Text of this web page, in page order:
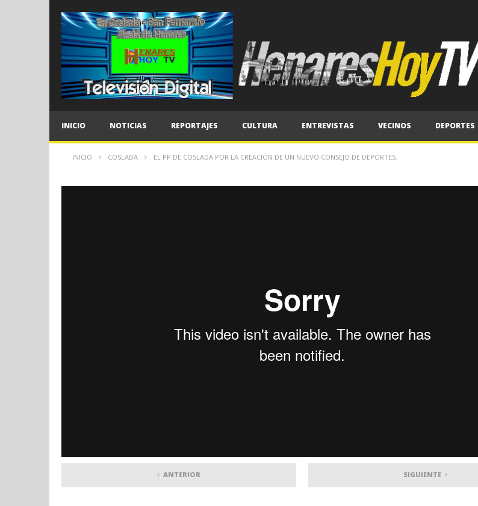
INICIO NOTICIAS REPORTAJES CULTURA ENTREVISTAS VECINOS DEPORTES
INICIO COSLADA EL PP DE COSLADA POR LA CREACIÓN DE UN NUEVO CONSEJO DE DEPORTES.
ANTERIOR SIGUIENTE